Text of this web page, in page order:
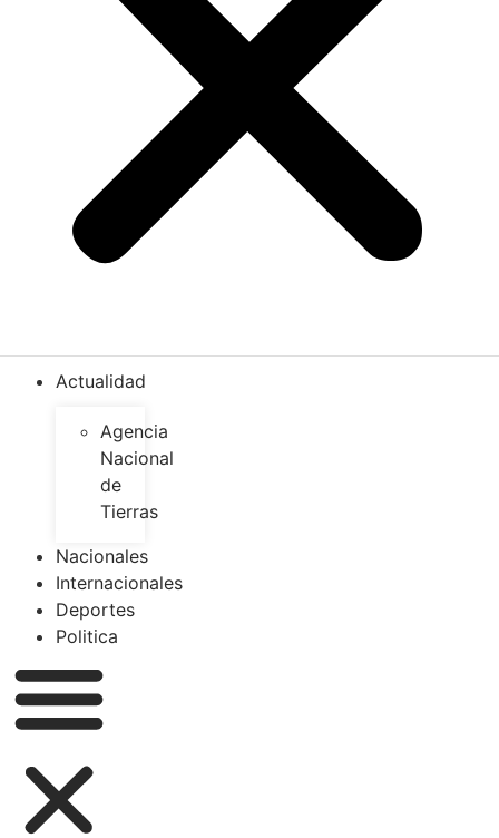
Actualidad
Agencia
Nacional
de
Tierras
Nacionales
Internacionales
Deportes
Politica